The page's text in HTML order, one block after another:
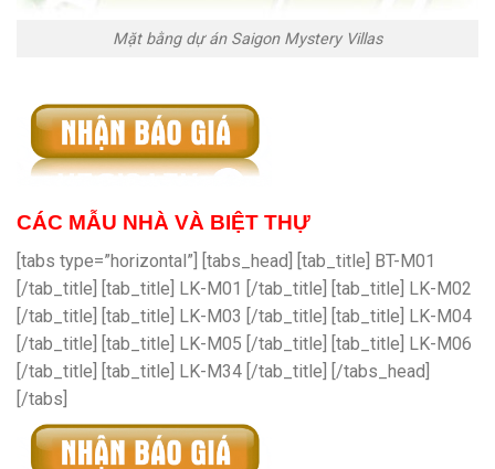
Mặt bằng dự án Saigon Mystery Villas
CÁC MẪU NHÀ VÀ BIỆT THỰ
[tabs type=”horizontal”] [tabs_head] [tab_title] BT-M01
[/tab_title] [tab_title] LK-M01 [/tab_title] [tab_title] LK-M02
[/tab_title] [tab_title] LK-M03 [/tab_title] [tab_title] LK-M04
[/tab_title] [tab_title] LK-M05 [/tab_title] [tab_title] LK-M06
[/tab_title] [tab_title] LK-M34 [/tab_title] [/tabs_head]
[/tabs]